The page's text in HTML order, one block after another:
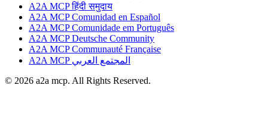
A2A MCP हिंदी समुदाय
A2A MCP Comunidad en Español
A2A MCP Comunidade em Português
A2A MCP Deutsche Community
A2A MCP Communauté Française
A2A MCP المجتمع العربي
© 2026 a2a mcp. All Rights Reserved.